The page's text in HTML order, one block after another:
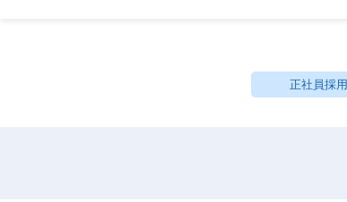
正社員採用